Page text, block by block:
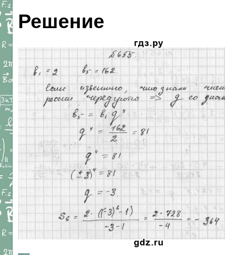
Решение